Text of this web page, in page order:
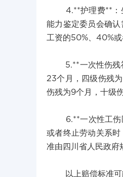
4.**护理费**：生
能力鉴定委员会确
工资的50%、40%或
5.**一次性伤残补
23个月，四级伤残
伤残为9个月，十级
6.**一次性工伤医
或者终止劳动关系
准由四川省人民政府
以上赔偿标准可能